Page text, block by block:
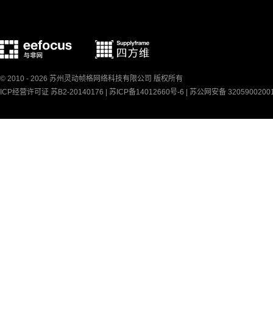
© 2010 - 2026 苏州灵动帧格网络科技有限公司 版权所有
ICP经营许可证 苏B2-20140176 | 苏ICP备14012660号-6 苏公网安备